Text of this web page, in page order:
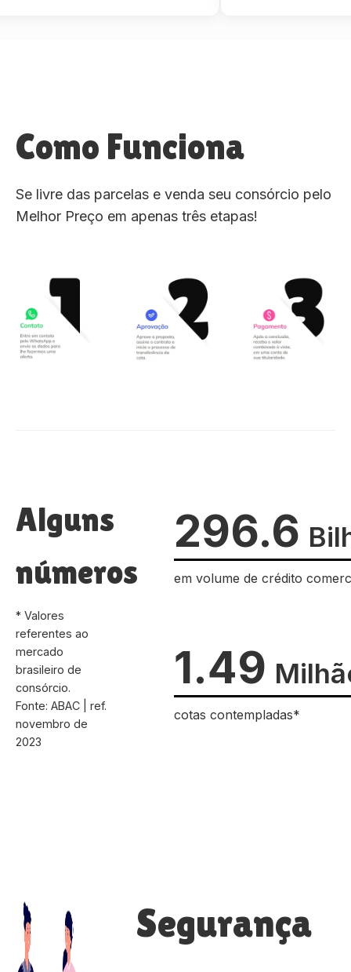
Como Funciona
Se livre das parcelas e venda seu consórcio pelo
Melhor Preço em apenas três etapas!
Alguns
números
* Valores
referentes ao
mercado
brasileiro de
consórcio.
Fonte: ABAC | ref.
novembro de
2023
296.6
em volume de crédito
1.49
cotas contempladas*
Segurança